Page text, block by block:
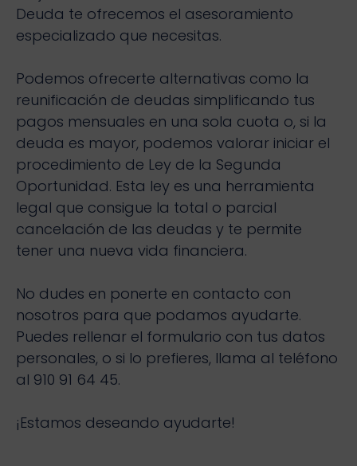
Deuda te ofrecemos el asesoramiento
especializado que necesitas.
Podemos ofrecerte alternativas como la
reunificación de deudas simplificando tus
pagos mensuales en una sola cuota o, si la
deuda es mayor, podemos valorar iniciar el
procedimiento de Ley de la Segunda
Oportunidad. Esta ley es una herramienta
legal que consigue la total o parcial
cancelación de las deudas y te permite
tener una nueva vida financiera.
No dudes en ponerte en contacto con
nosotros para que podamos ayudarte.
Puedes rellenar el formulario con tus datos
personales, o si lo prefieres, llama al teléfono
al 910 91 64 45.
¡Estamos deseando ayudarte!